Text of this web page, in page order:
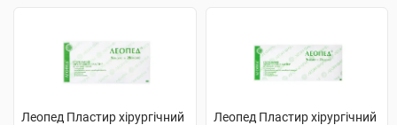
Леопед Пластир хірургічний
Леопед Пластир хірургічний